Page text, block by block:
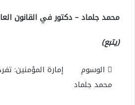
محمد جلماد – دكتور في القانون
(يتبع)
الوسوم
إمارة المؤمنين:
محمد جلماد